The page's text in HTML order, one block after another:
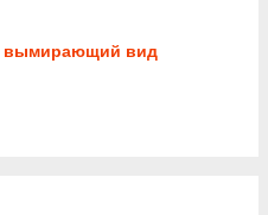
вымирающий вид